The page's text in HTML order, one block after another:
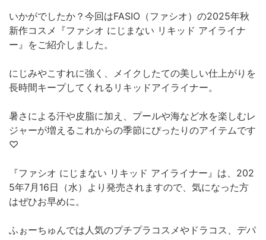
いかがでしたか？今回はFASIO（ファシオ）の2025年秋
新作コスメ『ファシオ にじまない リキッド アイライナ
ー』をご紹介しました。
にじみやこすれに強く、メイクしたての美しい仕上がりを
長時間キープしてくれるリキッドアイライナー。
暑さによる汗や皮脂に加え、プールや海など水を楽しむレ
ジャーが増えるこれからの季節にぴったりのアイテムです
♡
『ファシオ にじまない リキッド アイライナー』は、202
5年7月16日（水）より発売されますので、気になった方
はぜひお早めに。
ふぉーちゅんでは人気のプチプラコスメやドラコス、デパ